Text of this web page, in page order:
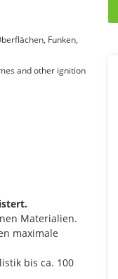
Funken,
and other ignition
Materialien.
maximale
bis ca. 100